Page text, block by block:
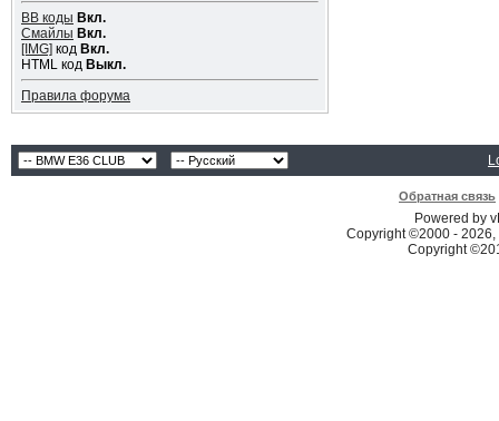
BB коды Вкл.
Смайлы Вкл.
[IMG] код Вкл.
HTML код Выкл.
Правила форума
Обратная связь
Powered by
Copyright ©2000 -
Copyright